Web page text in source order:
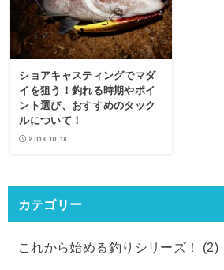
ショアキャスティングでマダ
イを狙う！釣れる時期やポイ
ント選び、おすすめのタック
ルについて！
2019.10.18
カテゴリー
これから始める釣りシリーズ！ (2)